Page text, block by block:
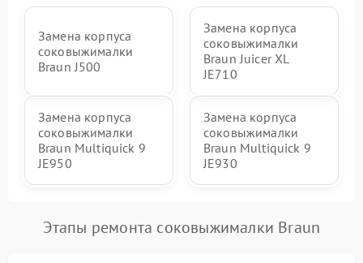
Замена корпуса
соковыжималки
Braun J500
Замена корпуса
соковыжималки
Braun Juicer XL
JE710
Замена корпуса
соковыжималки
Braun Multiquick 9
JE950
Замена корпуса
соковыжималки
Braun Multiquick 9
JE930
Этапы ремонта соковыжималки Braun